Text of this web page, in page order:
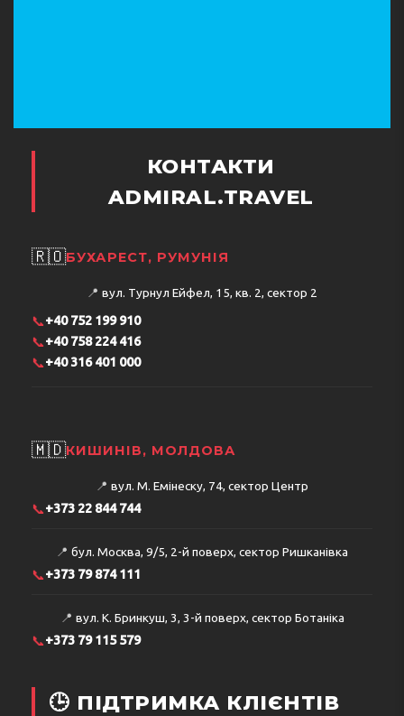
КОНТАКТИ
ADMIRAL.TRAVEL
🇷🇴БУХАРЕСТ, РУМУНІЯ
📍 вул. Турнул Ейфел, 15, кв. 2, сектор 2
📞+40 752 199 910
📞+40 758 224 416
📞+40 316 401 000
🇲🇩КИШИНІВ, МОЛДОВА
📍 вул. М. Емінеску, 74, сектор Центр
📞+373 22 844 744
📍 бул. Москва, 9/5, 2-й поверх, сектор Ришканівка
📞+373 79 874 111
📍 вул. К. Бринкуш, 3, 3-й поверх, сектор Ботаніка
📞+373 79 115 579
🕒 ПІДТРИМКА КЛІЄНТІВ